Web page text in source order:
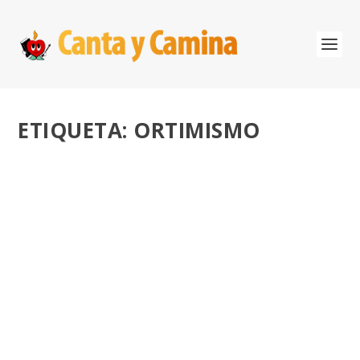
ETIQUETA: ORTIMISMO